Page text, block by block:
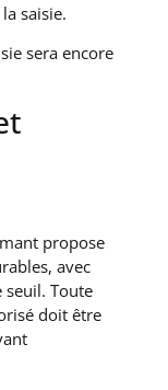
saisie.
sera encore
propose
avec
seuil. Toute
doit être